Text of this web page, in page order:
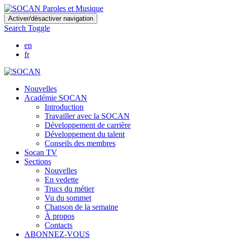
Skip
to
main
content
Activer/désactiver navigation
Search Toggle
en
fr
Nouvelles
Académie SOCAN
Introduction
Travailler avec la SOCAN
Développement de carrière
Développement du talent
Conseils des membres
Socan TV
Sections
Nouvelles
En vedette
Trucs du métier
Vu du sommet
Chanson de la semaine
À propos
Contacts
ABONNEZ-VOUS